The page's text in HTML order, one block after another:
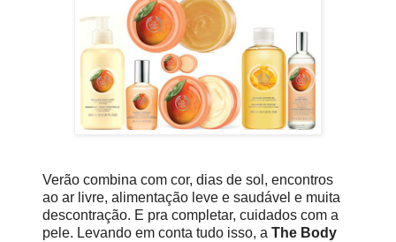
Verão combina com cor, dias de sol, encontros
ao ar livre, alimentação leve e saudável e muita
descontração. E pra completar, cuidados com a
pele. Levando em conta tudo isso, a The Body